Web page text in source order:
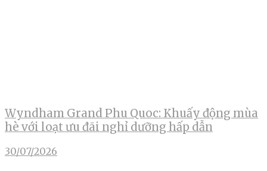
Wyndham Grand Phu Quoc: Khuấy động mùa
hè với loạt ưu đãi nghỉ dưỡng hấp dẫn
30/07/2026